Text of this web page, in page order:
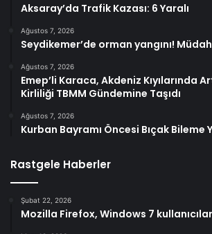
Aksaray’da Trafik Kazası: 6 Yaralı
Ağustos 7, 2026
Seydikemer’de orman yangını!
Ağustos 7, 2026
Emep’li Karaca, Akdeniz Kıyılarında
Kirliliği TBMM Gündemine Taşıdı
Ağustos 7, 2026
Kurban Bayramı Öncesi Bıçak Bileme
Rastgele Haberler
Şubat 22, 2026
Mozilla Firefox, Windows 7